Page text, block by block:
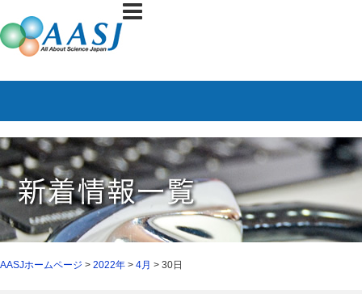
AASJホームページ > 2022年 > 4月 > 30日